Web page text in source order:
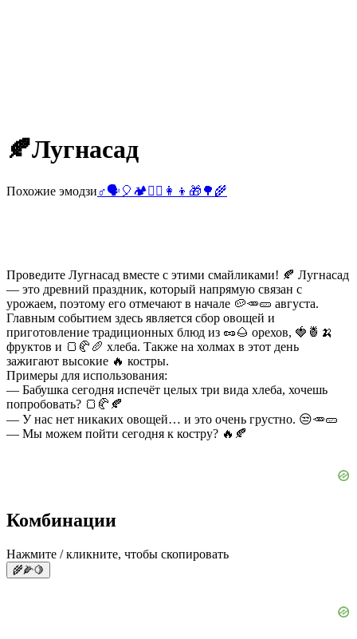
🍂Лугнасад
Похожие эмодзи♂️🗣️🎈 🏕️🧎‍♂️ 👩 👦 🎁 🌳 🌾
Проведите Лугнасад вместе с этими смайликами! 🍂 Лугнасад
— это древний праздник, который напрямую связан с
урожаем, поэтому его отмечают в начале 🥔🥕🥒 августа.
Главным событием здесь является сбор овощей и
приготовление традиционных блюд из 🥜🌰 орехов, 🍓🍍🍌
фруктов и 🍞🥐🥖 хлеба. Также на холмах в этот день
зажигают высокие 🔥 костры.
Примеры для использования:
— Бабушка сегодня испечёт целых три вида хлеба, хочешь
попробовать? 🍞🥐🍂
— У нас нет никаких овощей… и это очень грустно. 😒🥕🥒
— Мы можем пойти сегодня к костру? 🔥🍂
Комбинации
Нажмите / кликните, чтобы скопировать
🌾🌽🍋